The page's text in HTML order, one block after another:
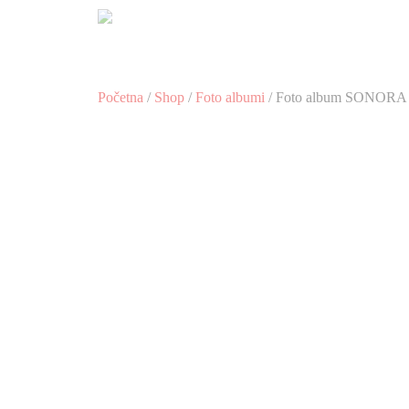
Početna / Shop /Foto albumi / Foto album SONORA